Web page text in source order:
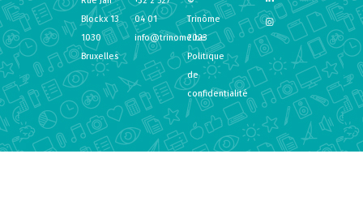
Blockx 13
1030
Bruxelles
04 01
info@trinome.be
Trinôme
2023
Politique
de
confidentialité